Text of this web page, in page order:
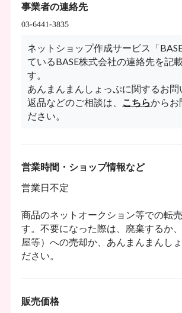
事業者の連絡先
ネットショップ作成サービス「
ているBASE株式会社の連絡先を記
す。
あんまんまんしょっぷに関するお問
返品などのご相談は、 こちらからお
ださい。
営業時間・ショップ情報など
営業日不定
商品のネットオークション等での転
す。不要になった際は、廃棄するか
屋等）への売却か、あんまんまんし
ださい。
販売価格